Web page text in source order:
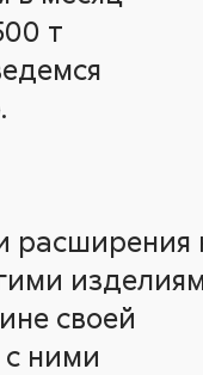
т
расширения
своей
ними